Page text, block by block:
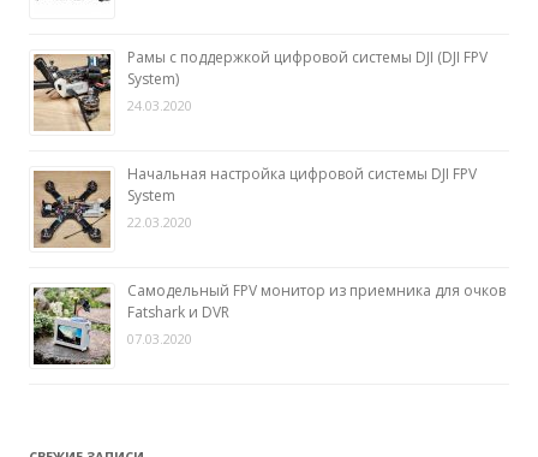
Рамы с поддержкой цифровой системы DJI (DJI FPV
System)
24.03.2020
Начальная настройка цифровой системы DJI FPV
System
22.03.2020
Самодельный FPV монитор из приемника для очков
Fatshark и DVR
07.03.2020